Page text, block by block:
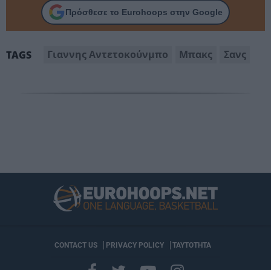
Πρόσθεσε το Eurohoops στην Google
TAGS Γιαννης Αντετοκούνμπο Μπακς Σανς
CONTACT US PRIVACY POLICY ΤΑΥΤΟΤΗΤΑ